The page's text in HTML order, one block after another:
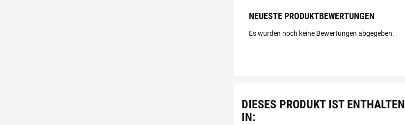
NEUESTE PRODUKTBEWERTUNGEN
Es wurden noch keine Bewertungen abgegeben.
DIESES PRODUKT IST ENTHALTEN
IN: